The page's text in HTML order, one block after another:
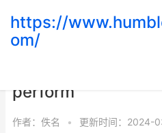
https://
om/
perform
作者： 佚名 • 更新时间：2024-